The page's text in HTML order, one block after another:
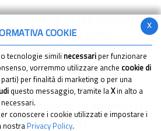
PERACCHINI
BILANCIO SENATO DELLA
DEI DEPUTATI QUALE
KB)
PROVINCIA DELLA SPEZIA
MAZZINI E CARDARELLI
PARLIAMENT
x
COOKIE
o tecnologie simili necessari per funzionare
vorremmo utilizzare anche cookie di
parti) per finalità di marketing o per una
questo messaggio, tramite la Xin alto a
conoscere i cookie utilizzati e impostare i
nostra Privacy Policy.